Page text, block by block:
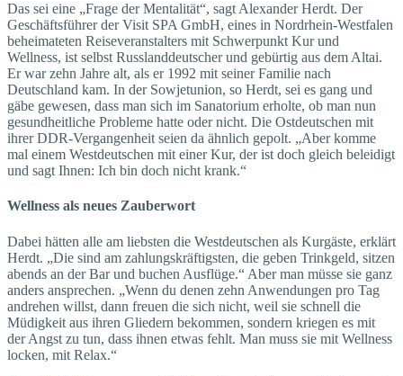
Das sei eine „Frage der Mentalität“, sagt Alexander Herdt. Der
Geschäftsführer der Visit SPA GmbH, eines in Nordrhein-Westfalen
beheimateten Reiseveranstalters mit Schwerpunkt Kur und
Wellness, ist selbst Russlanddeutscher und gebürtig aus dem Altai.
Er war zehn Jahre alt, als er 1992 mit seiner Familie nach
Deutschland kam. In der Sowjetunion, so Herdt, sei es gang und
gäbe gewesen, dass man sich im Sanatorium erholte, ob man nun
gesundheitliche Probleme hatte oder nicht. Die Ostdeutschen mit
ihrer DDR-Vergangenheit seien da ähnlich gepolt. „Aber komme
mal einem Westdeutschen mit einer Kur, der ist doch gleich beleidigt
und sagt Ihnen: Ich bin doch nicht krank.“
Wellness als neues Zauberwort
Dabei hätten alle am liebsten die Westdeutschen als Kurgäste, erklärt
Herdt. „Die sind am zahlungskräftigsten, die geben Trinkgeld, sitzen
abends an der Bar und buchen Ausflüge.“ Aber man müsse sie ganz
anders ansprechen. „Wenn du denen zehn Anwendungen pro Tag
andrehen willst, dann freuen die sich nicht, weil sie schnell die
Müdigkeit aus ihren Gliedern bekommen, sondern kriegen es mit
der Angst zu tun, dass ihnen etwas fehlt. Man muss sie mit Wellness
locken, mit Relax.“